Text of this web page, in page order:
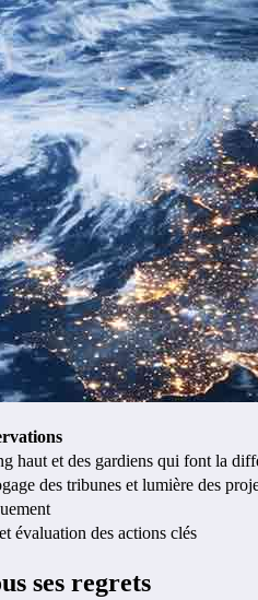
haut et des gardiens qui font la
des tribunes et lumière des
évaluation des actions clés
ses regrets